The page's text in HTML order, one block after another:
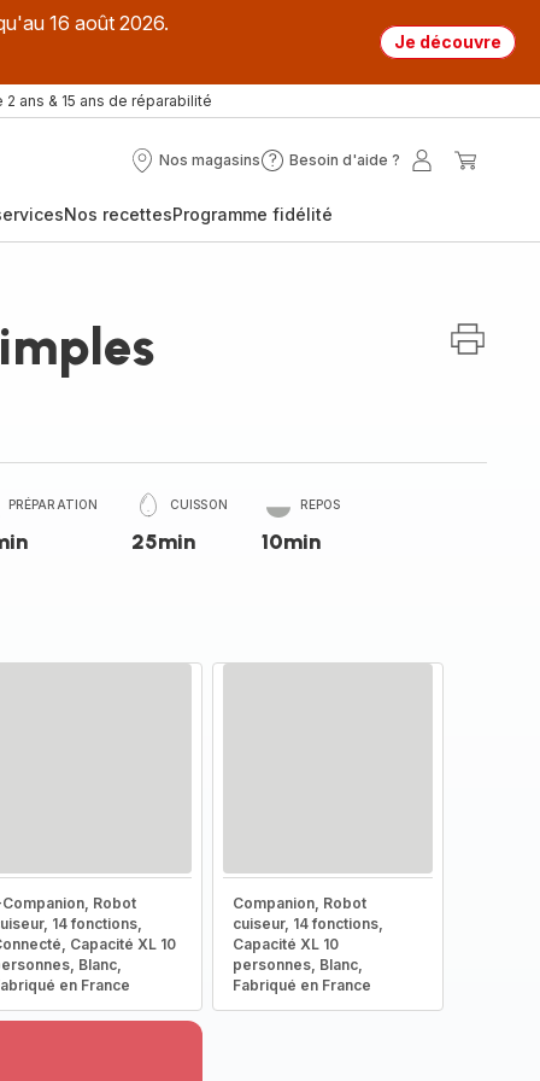
16 août 2026.
Je découvre
2 ans & 15 ans de réparabilité
Nos magasins
Nos
Besoin d'aide ?
Besoin
?
Mon
Nos recettesProgramme fidélité
PRÉPARATION CUISSON
25min
REPOS
10min
Robot
14 fonctions,
Capacité XL 10
Blanc,
en France
Companion, Robot
cuiseur, 14 fonctions,
Capacité XL 10
personnes, Blanc,
Fabriqué en France